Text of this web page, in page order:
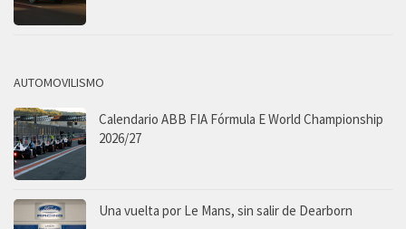
AUTOMOVILISMO
Calendario ABB FIA Fórmula E World Championship
2026/27
Una vuelta por Le Mans, sin salir de Dearborn